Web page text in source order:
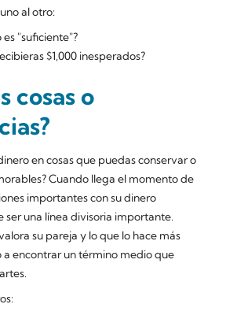
al otro:
es "suficiente"?
$1,000 inesperados?
cosas o
en cosas que puedas conservar o
Cuando llega el momento de
importantes con su dinero
ser una línea divisoria importante.
su pareja y lo que lo hace más
encontrar un término medio que